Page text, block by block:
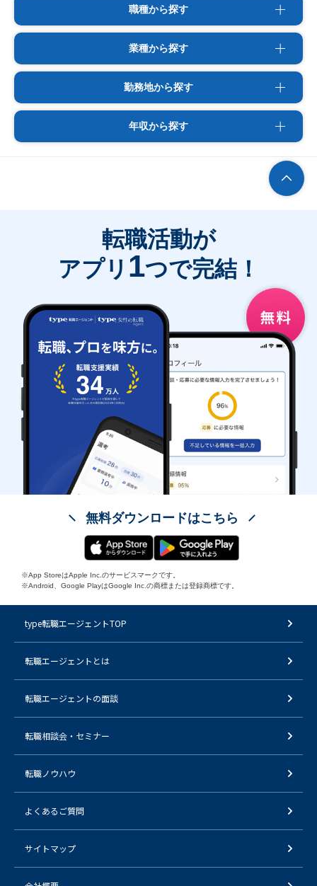
職種から探す
業種から探す
勤務地から探す
年収から探す
転職活動が
アプリ 1つで完結！
無料ダウンロードはこちら
※App StoreはApple Inc.のサービスマークです。
※Android、Google PlayはGoogle Inc.の商標または登録商標です。
type転職エージェントTOP
転職エージェントとは
転職エージェントの面談
転職相談会・セミナー
転職ノウハウ
よくあるご質問
サイトマップ